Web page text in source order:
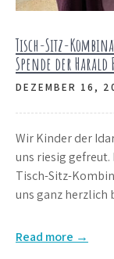
Tisch-Sitz-
Spende der
DEZEMBER 16,
Wir Kinder der
uns riesig gefreut.
Tisch-Sitz-
uns ganz herzlich
Read more →